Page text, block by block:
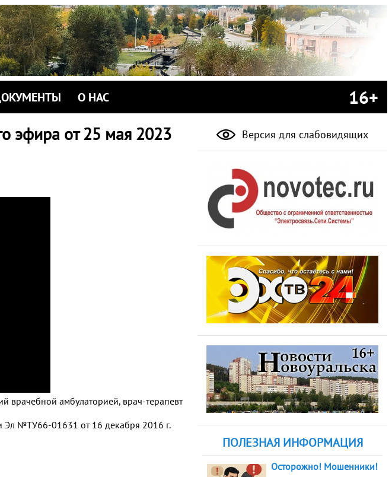
О НАС 16+
эфира от 25 мая 2023
врачебной амбулаторией, врач-терапевт
Эл №ТУ66-01631 от 16 декабря 2016 г.
Версия для слабовидящих
ПОЛЕЗНАЯ ИНФОРМАЦИЯ
Осторожно! Мошенники!